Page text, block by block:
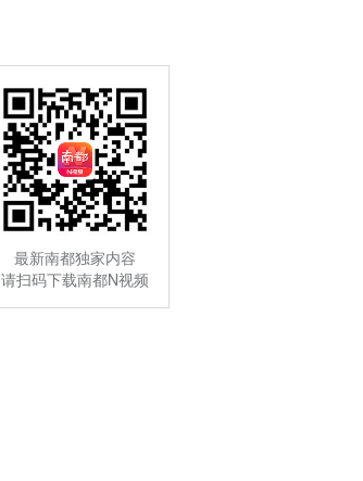
最新南都独家内容
请扫码下载南都N视频